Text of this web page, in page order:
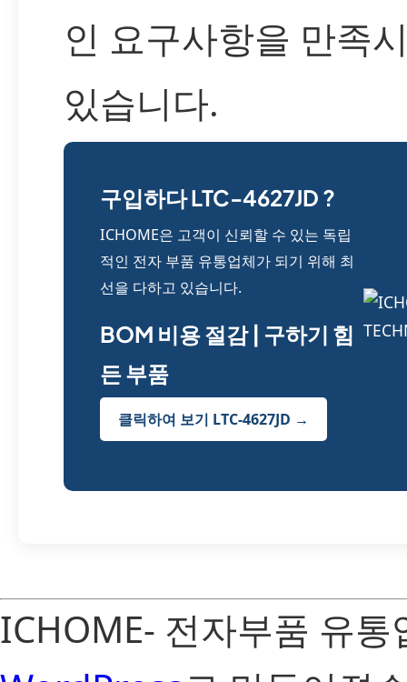
인 요구사항을 만족
있습니다.
구입하다 LTC-4627JD ?
ICHOME은 고객이 신뢰할 수 있는 독립
적인 전자 부품 유통업체가 되기 위해 최
선을 다하고 있습니다.
BOM 비용 절감 | 구하기 힘
든 부품
클릭하여 보기 LTC-4627JD →
ICHOME- 전자부품 유